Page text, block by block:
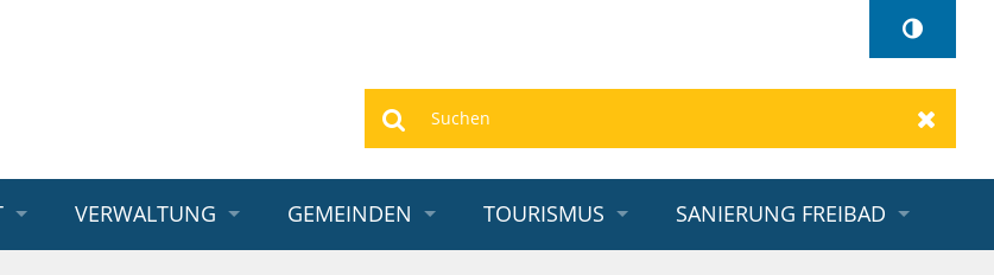
Suchen
VERWALTUNG GEMEINDEN TOURISMUS SANIERUNG FREIBAD